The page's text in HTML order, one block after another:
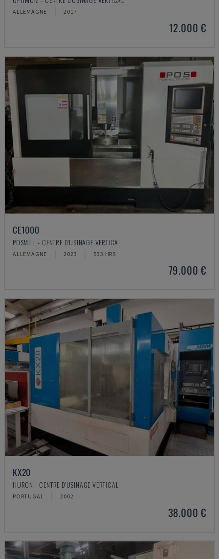
ALLEMAGNE 2017
12.000 €
CE1000
POSMILL - CENTRE D'USINAGE VERTICAL
ALLEMAGNE 2023 533 HRS
79.000 €
KX20
HURON - CENTRE D'USINAGE VERTICAL
PORTUGAL 2002
38.000 €